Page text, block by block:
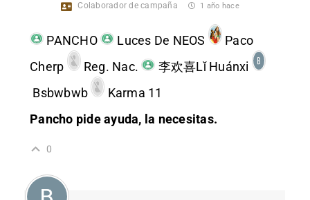
Colaborador de campaña 1 año hace
PANCHO Luces De NEOS
Paco
Cherp
Reg. Nac.
李欢喜Lǐ Huánxi
Bsbwbwb
Karma 11
Pancho pide ayuda, la necesitas.
0